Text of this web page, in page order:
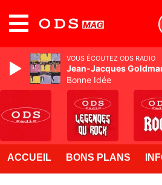
ACCUEIL BONS PLANS
VOUS ÉCOUTEZ ODS RADIO
Jean-Jacques
Bonne Idée